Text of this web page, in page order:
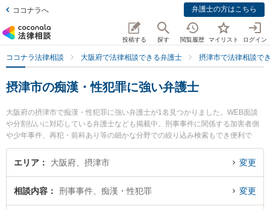
ココナラへ 弁護士の方はこちら
投稿する 探す 閲覧履歴 マイリスト ログイン
ココナラ法律相談 大阪府で法律相談できる弁護士 摂津市で法律相談で
摂津市の痴漢・性犯罪に強い弁護士
大阪府の摂津市で痴漢・性犯罪に強い弁護士が1名見つかりました。WEB面談
や分割払いに対応している弁護士なども掲載中。刑事事件に関係する加害者側
や少年事件、再犯・前科あり等の細かな分野での絞り込み検索もでき便利で
す。特に大阪北摂法律事務所の磯野 真弁護士のプロフィール情報や弁護士費
用、強みなどが注目されています。『摂津市で土日や夜間に発生した痴漢・性
法律相談できる摂津市内の弁護士に相談予約したい』などでお困りの相談者さ
んにおすすめです。
エリア 大阪府、摂津市 変更
相談内容 刑事事件、痴漢・性犯罪 変更